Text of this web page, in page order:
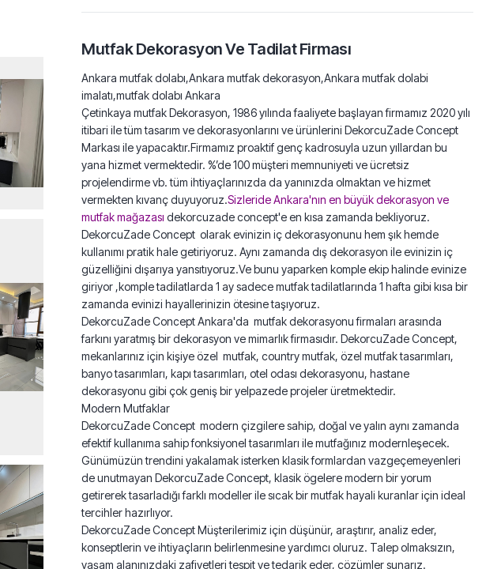
Mutfak Dekorasyon Ve Tadilat Firması
Ankara mutfak dolabı,Ankara mutfak dekorasyon,Ankara mutfak dolabi
imalatı,mutfak dolabı Ankara
Çetinkaya mutfak Dekorasyon, 1986 yılında faaliyete başlayan firmamız 2020 yılı
itibari ile tüm tasarım ve dekorasyonlarını ve ürünlerini DekorcuZade Concept
Markası ile yapacaktır.Firmamız proaktif genç kadrosuyla uzun yıllardan bu
yana hizmet vermektedir. %’de 100 müşteri memnuniyeti ve ücretsiz
projelendirme vb. tüm ihtiyaçlarınızda da yanınızda olmaktan ve hizmet
vermekten kıvanç duyuyoruz.Sizleride Ankara'nın en büyük dekorasyon ve
mutfak mağazası dekorcuzade concept'e en kısa zamanda bekliyoruz.
DekorcuZade Concept olarak evinizin iç dekorasyonunu hem şık hemde
kullanımı pratik hale getiriyoruz. Aynı zamanda dış dekorasyon ile evinizin iç
güzelliğini dışarıya yansıtıyoruz.Ve bunu yaparken komple ekip halinde evinize
giriyor ,komple tadilatlarda 1 ay sadece mutfak tadilatlarında 1 hafta gibi kısa bir
zamanda evinizi hayallerinizin ötesine taşıyoruz.
DekorcuZade Concept Ankara'da mutfak dekorasyonu firmaları arasında
farkını yaratmış bir dekorasyon ve mimarlık firmasıdır. DekorcuZade Concept,
mekanlarınız için kişiye özel mutfak, country mutfak, özel mutfak tasarımları,
banyo tasarımları, kapı tasarımları, otel odası dekorasyonu, hastane
dekorasyonu gibi çok geniş bir yelpazede projeler üretmektedir.
Modern Mutfaklar
DekorcuZade Concept modern çizgilere sahip, doğal ve yalın aynı zamanda
efektif kullanıma sahip fonksiyonel tasarımları ile mutfağınız modernleşecek.
Günümüzün trendini yakalamak isterken klasik formlardan vazgeçemeyenleri
de unutmayan DekorcuZade Concept, klasik ögelere modern bir yorum
getirerek tasarladığı farklı modeller ile sıcak bir mutfak hayali kuranlar için ideal
tercihler hazırlıyor.
DekorcuZade Concept Müşterilerimiz için düşünür, araştırır, analiz eder,
konseptlerin ve ihtiyaçların belirlenmesine yardımcı oluruz. Talep olmaksızın,
yaşam alanınızdaki zafiyetleri tespit ve tedarik eder, çözümler sunarız.